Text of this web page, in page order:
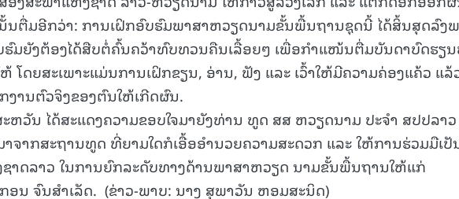
ນຕື່ມອີກວ່າ: ການເຝິກອົບຮົມພາສາຫວຽດນາມຂັ້ນພື້ນຖານຊຸດນີ້ ໄດ້ສິ້ນສຸດລົງ
ມຍັງຕ້ອງໄດ້ສືບຕໍ່ຄົ້ນຄວ້າທົບທວນຄືນເລື້ອຍໆ ເພື່ອກຳແໜ້ນຕື່ມບັນດາບົດຮຽ
ໂດຍສະເພາະແມ່ນການເຝິກຂຽນ, ອ່ານ, ຟັງ ແລະ ເວົ້າໃຫ້ມີຄວາມຄ່ອງແຄ້ວ ແລ້
ງານຕົວຈິງຂອງຕົນໃຫ້ເກີດຜົນ.
ຫວັນ ໄດ້ສະແດງຄວາມຂອບໃຈມາຍັງທ່ານ ທູດ ສສ ຫວຽດນາມ ປະຈຳ ສປປລາວ
ຈາກສະຖານທູດ ທີ່ຍາມໃດກໍເອື້ອອໍານວຍຄວາມສະດວກ ແລະ ໃຫ້ການຮ່ວມມືເປັ
າດລາວ ໃນການຍົກລະດັບທາງດ້ານພາສາຫວຽດ ນາມຂັ້ນພື້ນຖານໃຫ້ແກ່
ອນ ຈົນສໍາເລັດ. (ຂ່າວ-ພາບ: ນາງ ສຸພາວັນ ຫອມສະນິດ)